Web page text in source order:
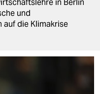
in Berlin
und
die Klimakrise